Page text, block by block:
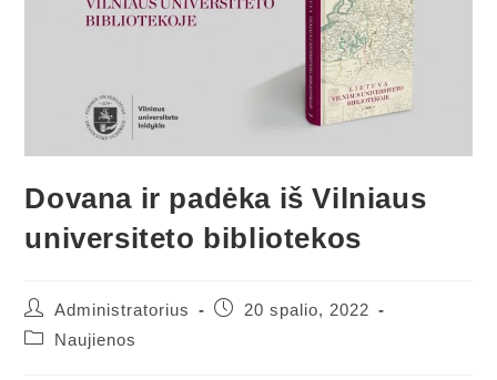
Dovana ir padėka iš Vilniaus
universiteto bibliotekos
Administratorius
20 spalio, 2022
Naujienos